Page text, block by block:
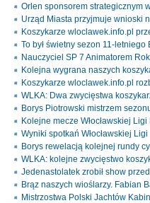
Orlen sponsorem strategicznym
Urząd Miasta przyjmuje wnioski
Koszykarze wloclawek.info.pl
To był świetny sezon 11-
Nauczyciel SP 7 Animatorem
Kolejna wygrana naszych
Koszykarze wloclawek.info.pl
WLKA: Dwa zwycięstwa
Borys Piotrowski mistrzem
Kolejne mecze Włocławskiej
Wyniki spotkań Włocławskiej
Borys rewelacją kolejnej rundy
WLKA: kolejne zwycięstwo
Jedenastolatek zrobił show
Brąz naszych wioślarzy. Fabian
Mistrzostwa Polski Jachtów